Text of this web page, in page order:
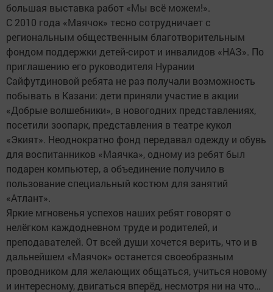
большая выставка работ «Мы всё можем!».
С 2010 года «Маячок» тесно сотрудничает с
региональным общественным благотворительным
фондом поддержки детей-сирот и инвалидов «НАЗ». По
приглашению его руководителя Нурании
Сайфутдиновой ребята не раз получали возможность
побывать в Казани: дети приняли участие в акции
«Добрые волшебники», в новогодних представлениях,
посетили зоопарк, представления в театре кукол
«Экият». Неоднократно фонд передавал одежду и обувь
для воспитанников «Маячка», одному из ребят был
подарен компьютер, а объединение получило в
пользование специальный костюм для занятий
«Атлант».
Яркие мгновенья успехов наших ребят говорят о
нелёгком каждодневном труде и родителей, и
преподавателей. От всей души хочется верить, что и в
дальнейшем «Маячок» останется своеобразным
проводником для желающих общаться, учиться новому
и интересному, двигаться вперёд, несмотря ни на что…